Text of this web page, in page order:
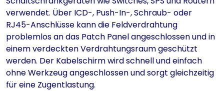
verwendet. Über ICD-, Push-In-, Schraub- oder
RJ45-Anschlüsse kann die Feldverdrahtung
problemlos an das Patch Panel angeschlossen und in
einem verdeckten Verdrahtungsraum geschützt
werden. Der Kabelschirm wird schnell und einfach
ohne Werkzeug angeschlossen und sorgt gleichzeitig
für eine Zugentlastung.